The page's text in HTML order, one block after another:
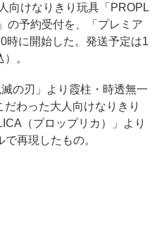
向けなりきり玩具「PROPL
の予約受付を、「プレミア
時に開始した。発送予定は1
。
の刃」より霞柱・時透無一
だわった大人向けなりきり
（プロップリカ）」より
再現したもの。